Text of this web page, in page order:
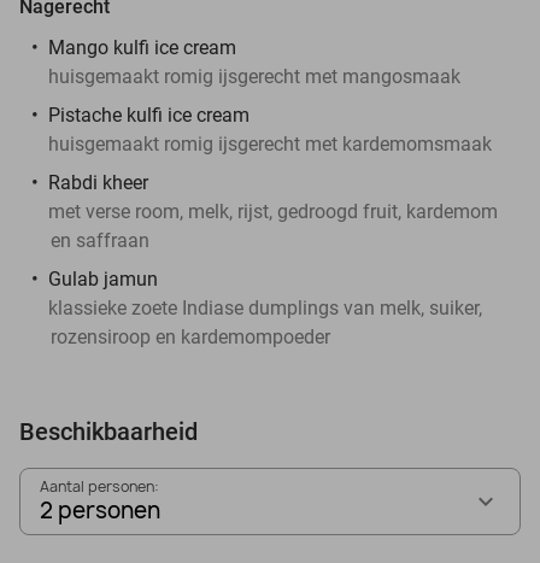
Nagerecht
Mango kulfi ice cream
huisgemaakt romig ijsgerecht met mangosmaak
Pistache kulfi ice cream
huisgemaakt romig ijsgerecht met kardemomsmaak
Rabdi kheer
met verse room, melk, rijst, gedroogd fruit, kardemom
en saffraan
Gulab jamun
klassieke zoete Indiase dumplings van melk, suiker,
rozensiroop en kardemompoeder
Beschikbaarheid
Aantal personen:
2 personen